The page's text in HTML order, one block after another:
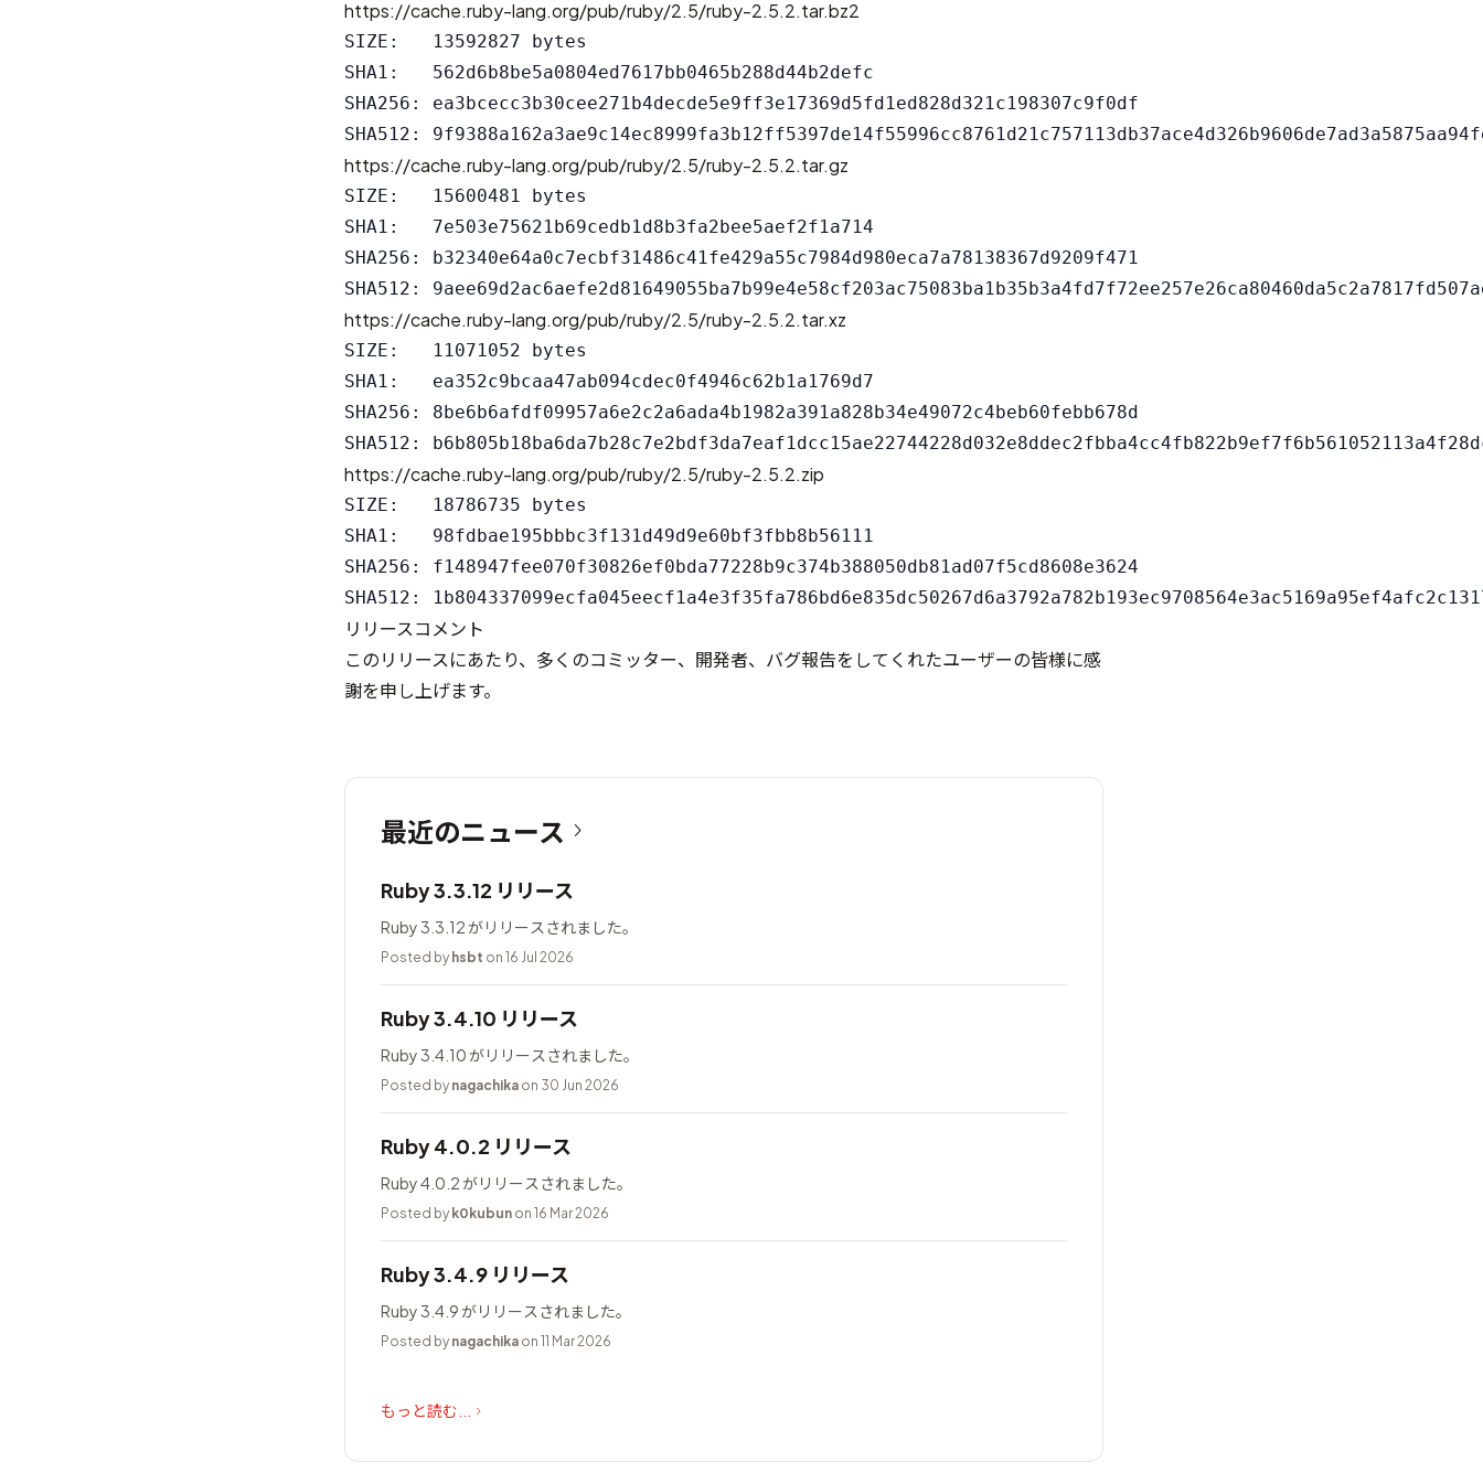
https://cache.ruby-lang.org/pub/ruby/2.5/ruby-2.5.2.tar.bz2
SIZE:   13592827 bytes
SHA1:   562d6b8be5a0804ed7617bb0465b288d44b2defc
SHA256: ea3bcecc3b30cee271b4decde5e9ff3e17369d5fd1ed828d321c198307c9f0df
https://cache.ruby-lang.org/pub/ruby/2.5/ruby-2.5.2.tar.gz
SIZE:   15600481 bytes
SHA1:   7e503e75621b69cedb1d8b3fa2bee5aef2f1a714
SHA256: b32340e64a0c7ecbf31486c41fe429a55c7984d980eca7a78138367d9209f471
https://cache.ruby-lang.org/pub/ruby/2.5/ruby-2.5.2.tar.xz
SIZE:   11071052 bytes
SHA1:   ea352c9bcaa47ab094cdec0f4946c62b1a1769d7
SHA256: 8be6b6afdf09957a6e2c2a6ada4b1982a391a828b34e49072c4beb60febb678d
https://cache.ruby-lang.org/pub/ruby/2.5/ruby-2.5.2.zip
SIZE:   18786735 bytes
SHA1:   98fdbae195bbbc3f131d49d9e60bf3fbb8b56111
SHA256: f148947fee070f30826ef0bda77228b9c374b388050db81ad07f5cd8608e3624
リリースコメント
このリリースにあたり、多くのコミッター、開発者、バグ報告をしてくれたユーザーの皆様に感
謝を申し上げます。
最近のニュース
Ruby 3.3.12 リリース
Ruby 3.3.12 がリリースされました。
Posted by hsbt on 16 Jul 2026
Ruby 3.4.10 リリース
Ruby 3.4.10 がリリースされました。
Posted by nagachika on 30 Jun 2026
Ruby 4.0.2 リリース
Ruby 4.0.2 がリリースされました。
Posted by k0kubun on 16 Mar 2026
Ruby 3.4.9 リリース
Ruby 3.4.9 がリリースされました。
Posted by nagachika on 11 Mar 2026
もっと読む...